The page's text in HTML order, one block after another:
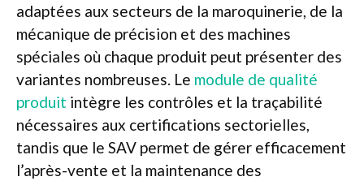
adaptées aux secteurs de la maroquinerie, de la
mécanique de précision et des machines
spéciales où chaque produit peut présenter des
variantes nombreuses. Le module de qualité
produit intègre les contrôles et la traçabilité
nécessaires aux certifications sectorielles,
tandis que le SAV permet de gérer efficacement
l’après-vente et la maintenance des